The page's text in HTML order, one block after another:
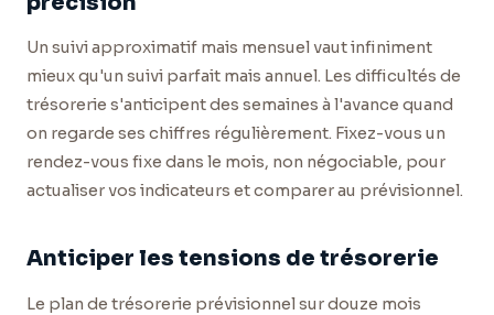
Un suivi approximatif mais mensuel vaut infiniment
mieux qu'un suivi parfait mais annuel. Les difficultés de
trésorerie s'anticipent des semaines à l'avance quand
on regarde ses chiffres régulièrement. Fixez-vous un
rendez-vous fixe dans le mois, non négociable, pour
actualiser vos indicateurs et comparer au prévisionnel.
Anticiper les tensions de trésorerie
Le plan de trésorerie prévisionnel sur douze mois